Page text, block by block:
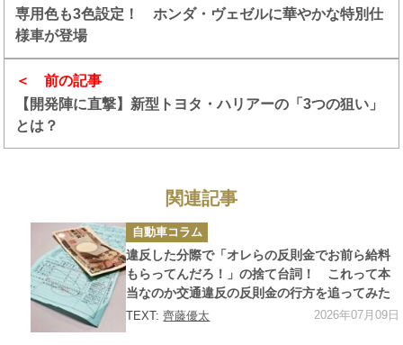
前の記事
【開発陣に直撃】新型トヨタ・ハリアーの「3つの狙い」
とは？
専用色も3色設定！ ホンダ・ヴェゼルに華やかな特別仕
様車が登場
関連記事
カ
テ
ゴ
リ
ー
自動車コラム
違反した分際で「オレらの反則金でお前ら給料
もらってんだろ！」の捨て台詞！ これって本
当なのか交通違反の反則金の行方を追ってみた
TEXT:齊藤優太 2026年07月09日